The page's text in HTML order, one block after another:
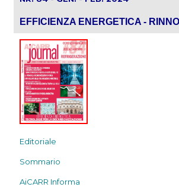
EFFICIENZA ENERGETICA -
Editoriale
Sommario
AiCARR Informa